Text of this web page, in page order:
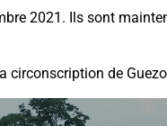
2021. Ils sont
circonscription de